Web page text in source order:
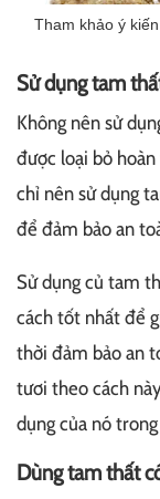
Tham khảo ý
Sử dụng tam
Không nên sử
được loại bỏ
chỉ nên sử dụng
để đảm bảo an
Sử dụng củ tam
cách tốt nhất để
thời đảm bảo an
tươi theo cách
dụng của nó
Dùng tam thất